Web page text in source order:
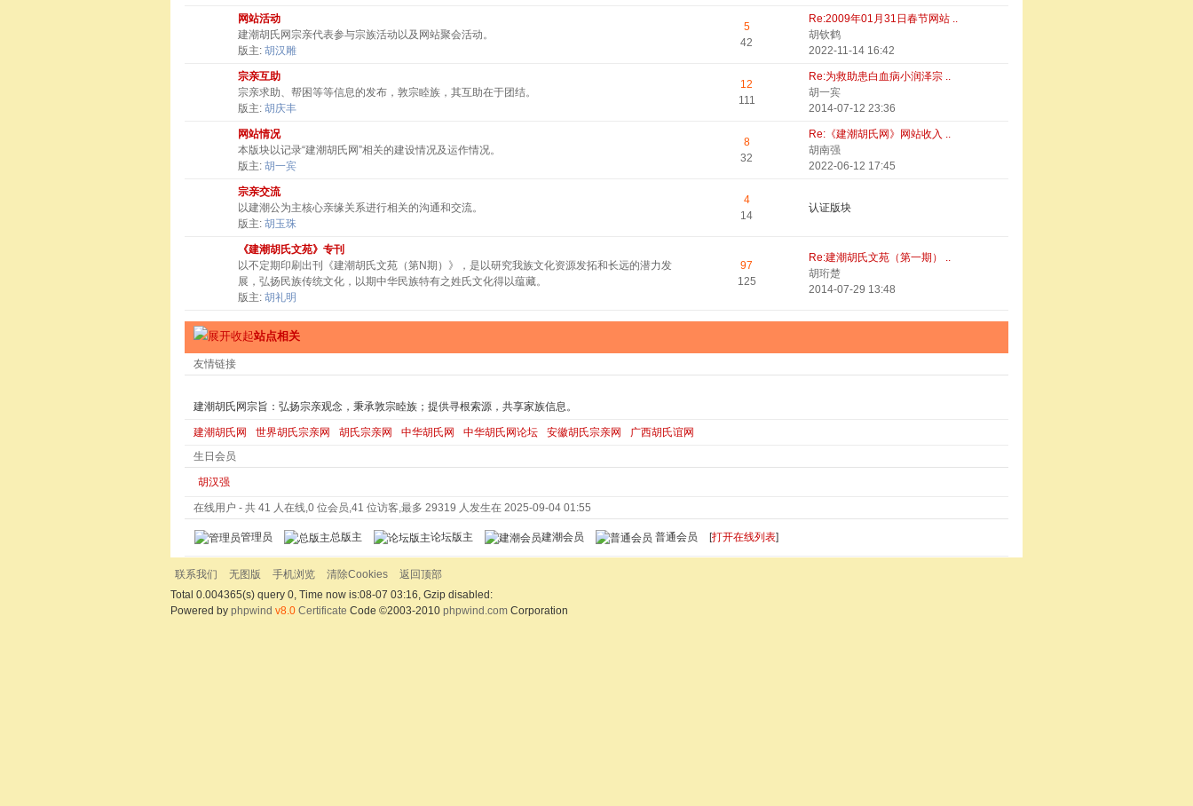
网站活动
建潮胡氏网宗亲代表参与宗族活动以及网站聚会活动。
版主: 胡汉雕
5
42
Re:2009年01月31日春节网站 ..
胡钦鹤
2022-11-14 16:42
宗亲互助
宗亲求助、帮困等等信息的发布，敦宗睦族，其互助在于团结。
版主: 胡庆丰
12
111
Re:为救助患白血病小润泽宗 ..
胡一宾
2014-07-12 23:36
网站情况
本版块以记录“建潮胡氏网”相关的建设情况及运作情况。
版主: 胡一宾
8
32
Re:《建潮胡氏网》网站收入 ..
胡南强
2022-06-12 17:45
宗亲交流
以建潮公为主核心亲缘关系进行相关的沟通和交流。
版主: 胡玉珠
4
14
认证版块
《建潮胡氏文苑》专刊
以不定期印刷出刊《建潮胡氏文苑（第N期）》，是以研究我族文化资源发拓和长远的潜力发
展，弘扬民族传统文化，以期中华民族特有之姓氏文化得以蕴藏。
版主: 胡礼明
97
125
Re:建潮胡氏文苑（第一期） ..
胡珩楚
2014-07-29 13:48
站点相关
友情链接
建潮胡氏网宗旨：弘扬宗亲观念，秉承敦宗睦族；提供寻根索源，共享家族信息。
建潮胡氏网 世界胡氏宗亲网 胡氏宗亲网 中华胡氏网 中华胡氏网论坛 安徽胡氏宗亲网
广西胡氏谊网
生日会员
胡汉强
在线用户 - 共 41 人在线,0 位会员,41 位访客,最多 29319 人发生在 2025-09-04 01:55
管理员 总版主 论坛版主 建潮会员 普通会员 [打开在线列表]
联系我们 无图版 手机浏览 清除Cookies
返回顶部
Total 0.004365(s) query 0, Time now is:08-07 03:16, Gzip disabled:
Powered by phpwind v8.0 Certificate Code ©2003-2010 phpwind.com Corporation